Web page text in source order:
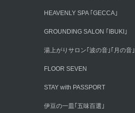
HEAVENLY SPA ｢GECCA｣
GROUNDING SALON ｢IBUKI｣
湯上がりサロン｢波の音｣｢月の音｣
FLOOR SEVEN
STAY with PASSPORT
伊豆の一皿｢五味百選｣